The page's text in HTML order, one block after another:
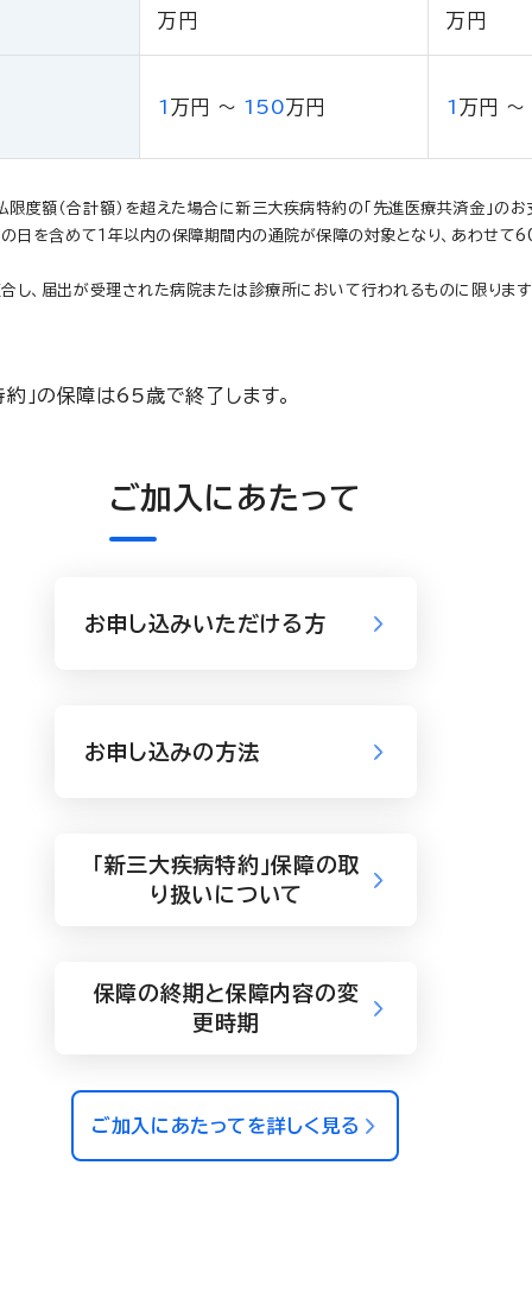
万円
万円
1 万円 ～ 150万円 1 万円 ～
額（合計額）を超えた場合に新三大疾病特約の「先進医療共済金」のお
日を含めて１年以内の保障期間内の通院が保障の対象となり、あわせて
、届出が受理された病院または診療所において行われるものに限りま
」の保障は65歳で終了します。
ご加入にあたって
お申し込みいただける方
お申し込みの方法
「新三大疾病特約」保障の取
り扱いについて
保障の終期と保障内容の変
更時期
ご加入にあたってを詳しく見る